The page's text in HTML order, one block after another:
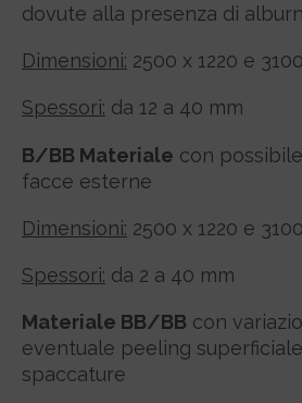
dovute alla presenza di
Dimensioni: 2500 x 1220 e
Spessori: da 12 a 40 mm
B/BB Materiale con
facce esterne
Dimensioni: 2500 x 1220 e
Spessori: da 2 a 40 mm
Materiale BB/BB con
eventuale peeling
spaccature